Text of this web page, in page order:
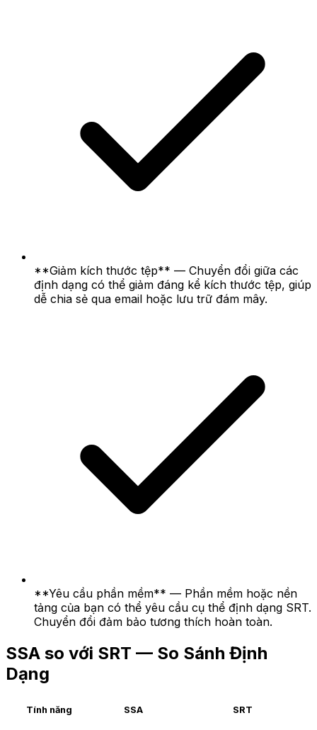
**Giảm kích thước tệp** — Chuyển đổi giữa các
định dạng có thể giảm đáng kể kích thước tệp, giúp
dễ chia sẻ qua email hoặc lưu trữ đám mây.
**Yêu cầu phần mềm** — Phần mềm hoặc nền
tảng của bạn có thể yêu cầu cụ thể định dạng SRT.
Chuyển đổi đảm bảo tương thích hoàn toàn.
SSA so với SRT — So Sánh Định
Dạng
Tính năng SSA SRT